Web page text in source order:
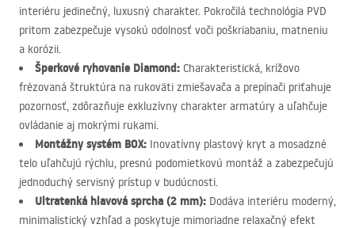
interiéru jedinečný, luxusný charakter. Pokročilá technológia PVD
pritom zabezpečuje vysokú odolnosť voči poškriabaniu, matneniu
a korózii.
Šperkové ryhovanie Diamond: Charakteristická, krížovo
frézovaná štruktúra na rukoväti zmiešavača a prepínači priťahuje
pozornosť, zdôrazňuje exkluzívny charakter armatúry a uľahčuje
ovládanie aj mokrými rukami.
Montážny systém BOX: Inovatívny plastový kryt a mosadzné
telo uľahčujú rýchlu, presnú podomietkovú montáž a zabezpečujú
jednoduchý servisný prístup v budúcnosti.
Ultratenká hlavová sprcha (2 mm): Dodáva interiéru moderný,
minimalistický vzhľad a poskytuje mimoriadne relaxačný efekt